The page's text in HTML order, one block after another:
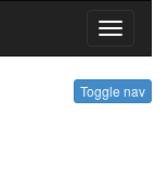
Toggle
Toggle nav